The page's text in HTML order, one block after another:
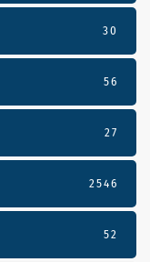
30
56
27
2546
52